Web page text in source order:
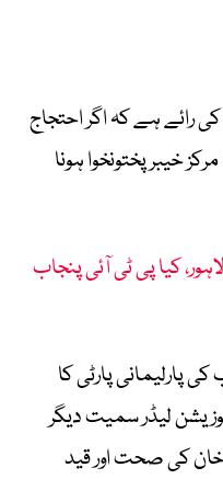
رائے ہے کہ اگر احتجاج
خیبر پختونخوا ہونا
کیا پی ٹی آئی پنجاب
پارلیمانی پارٹی کا
لیڈر سمیت دیگر
کی صحت اور قید